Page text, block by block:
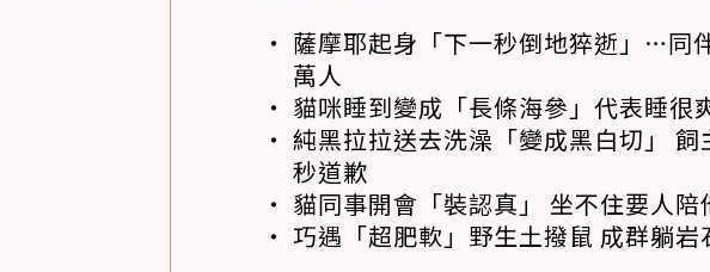
薩摩耶起身「下一秒倒地猝逝」…同
萬人
貓咪睡到變成「長條海參」代表睡很
純黑拉拉送去洗澡「變成黑白切」
秒道歉
貓同事開會「裝認真」 坐不住要人陪
巧遇「超肥軟」野生土撥鼠 成群躺岩